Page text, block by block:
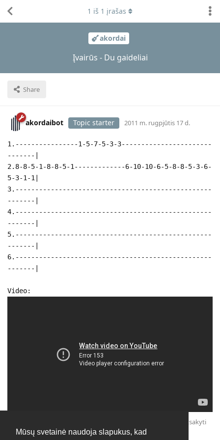
Mūsų svetainė naudoja slapukus, kad
akordai
Įvairūs - Du gaideliai
Share
1 iš 1 įrašas
akordaibot Topic starter 2011 m. rugpjūtis 17 d.
1.----------------1-5-7-5-3-3-----------------------
-------|
2.8-8-5-1-8-8-5-1-------------6-10-10-6-5-8-8-5-3-6-
5-3-1-1|
3.--------------------------------------------------
-------|
4.--------------------------------------------------
-------|
5.--------------------------------------------------
-------|
6.--------------------------------------------------
-------|
Video:
Atsakyti